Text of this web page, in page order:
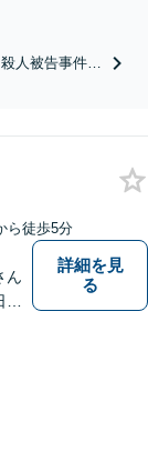
殺人被告事件・
Ｓ）会員】
裁判員裁判対
間の相談接見
ら徒歩5分
ん
詳細を見
る